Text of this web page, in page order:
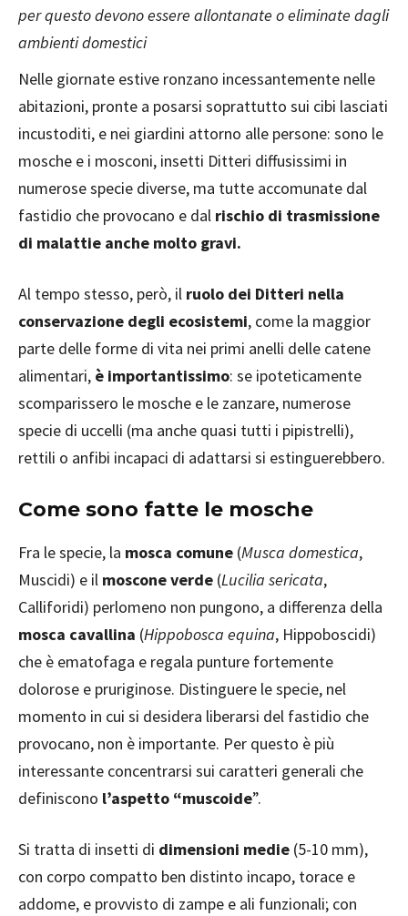
per questo devono essere allontanate o eliminate dagli
ambienti domestici
Nelle giornate estive ronzano incessantemente nelle
abitazioni, pronte a posarsi soprattutto sui cibi lasciati
incustoditi, e nei giardini attorno alle persone: sono le
mosche e i mosconi, insetti Ditteri diffusissimi in
numerose specie diverse, ma tutte accomunate dal
fastidio che provocano e dal rischio di trasmissione
di malattie anche molto gravi.
Al tempo stesso, però, il ruolo dei Ditteri nella
conservazione degli ecosistemi, come la maggior
parte delle forme di vita nei primi anelli delle catene
alimentari, è importantissimo: se ipoteticamente
scomparissero le mosche e le zanzare, numerose
specie di uccelli (ma anche quasi tutti i pipistrelli),
rettili o anfibi incapaci di adattarsi si estinguerebbero.
Come sono fatte le mosche
Fra le specie, la mosca comune (Musca domestica,
Muscidi) e il moscone verde (Lucilia sericata,
Calliforidi) perlomeno non pungono, a differenza della
mosca cavallina (Hippobosca equina, Hippoboscidi)
che è ematofaga e regala punture fortemente
dolorose e pruriginose. Distinguere le specie, nel
momento in cui si desidera liberarsi del fastidio che
provocano, non è importante. Per questo è più
interessante concentrarsi sui caratteri generali che
definiscono l’aspetto “muscoide”.
Si tratta di insetti di dimensioni medie (5-10 mm),
con corpo compatto ben distinto incapo, torace e
addome, e provvisto di zampe e ali funzionali; con